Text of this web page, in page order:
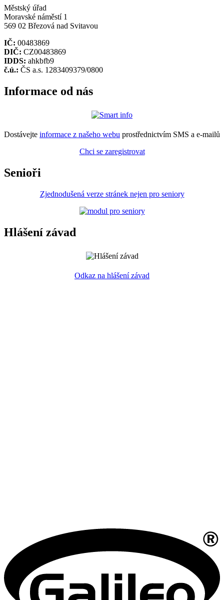
Městský úřad
Moravské náměstí 1
569 02 Březová nad Svitavou
IČ: 00483869
DIČ: CZ00483869
IDDS: ahkbfb9
č.ú.: ČS a.s. 1283409379/0800
Informace od nás
Dostávejte informace z našeho webu prostřednictvím SMS a e-mailů
Chci se zaregistrovat
Senioři
Zjednodušená verze stránek nejen pro seniory
Hlášení závad
Odkaz na hlášení závad